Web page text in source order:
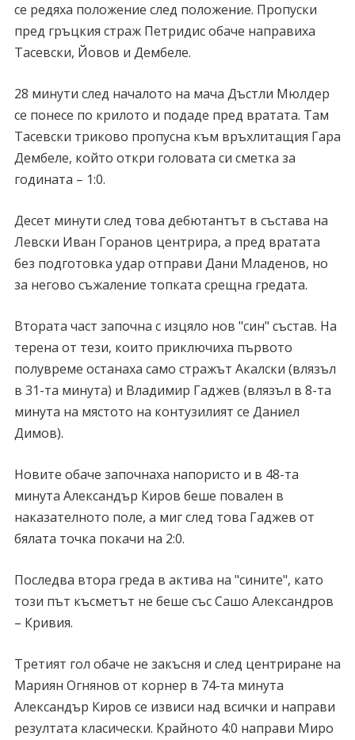
се редяха положение след положение. Пропуски
пред гръцкия страж Петридис обаче направиха
Тасевски, Йовов и Дембеле.
28 минути след началото на мача Дъстли Мюлдер
се понесе по крилото и подаде пред вратата. Там
Тасевски триково пропусна към връхлитащия Гара
Дембеле, който откри головата си сметка за
годината – 1:0.
Десет минути след това дебютантът в състава на
Левски Иван Горанов центрира, а пред вратата
без подготовка удар отправи Дани Младенов, но
за негово съжаление топката срещна гредата.
Втората част започна с изцяло нов "син" състав. На
терена от тези, които приключиха първото
полувреме останаха само стражът Акалски (влязъл
в 31-та минута) и Владимир Гаджев (влязъл в 8-та
минута на мястото на контузилият се Даниел
Димов).
Новите обаче започнаха напористо и в 48-та
минута Александър Киров беше повален в
наказателното поле, а миг след това Гаджев от
бялата точка покачи на 2:0.
Последва втора греда в актива на "сините", като
този път късметът не беше със Сашо Александров
– Кривия.
Третият гол обаче не закъсня и след центриране на
Мариян Огнянов от корнер в 74-та минута
Александър Киров се извиси над всички и направи
резултата класически. Крайното 4:0 направи Миро